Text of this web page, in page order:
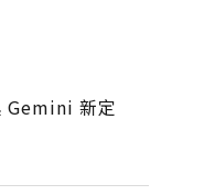
Gemini 新定